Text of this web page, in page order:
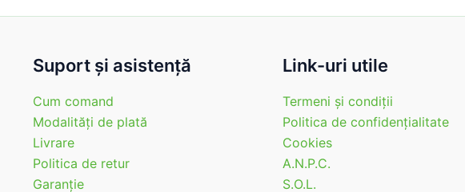
Suport şi asistenţă
Cum comand
Modalităţi de plată
Livrare
Politica de retur
Garanţie
Link-uri utile
Termeni şi condiţii
Politica de confidenţialitate
Cookies
A.N.P.C.
S.O.L.